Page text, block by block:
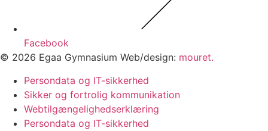
Facebook
© 2026 Egaa Gymnasium Web/design: mouret.
Persondata og IT-sikkerhed
Sikker og fortrolig kommunikation
Webtilgængelighedserklæring
Persondata og IT-sikkerhed